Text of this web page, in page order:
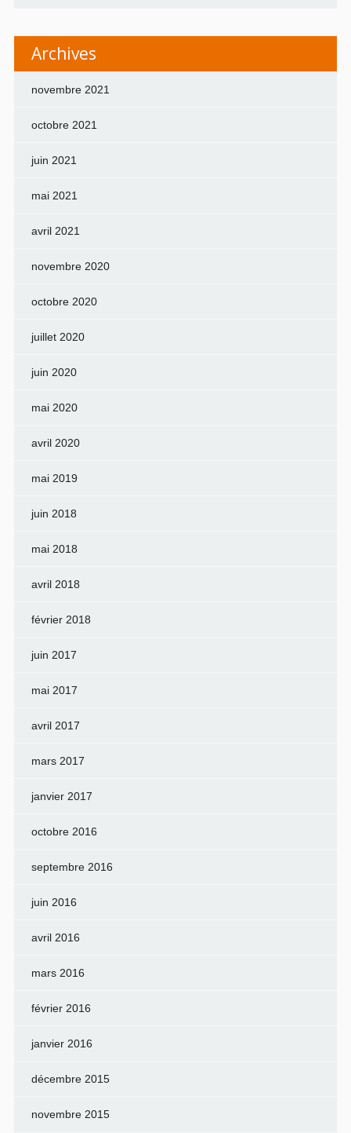
Archives
novembre 2021
octobre 2021
juin 2021
mai 2021
avril 2021
novembre 2020
octobre 2020
juillet 2020
juin 2020
mai 2020
avril 2020
mai 2019
juin 2018
mai 2018
avril 2018
février 2018
juin 2017
mai 2017
avril 2017
mars 2017
janvier 2017
octobre 2016
septembre 2016
juin 2016
avril 2016
mars 2016
février 2016
janvier 2016
décembre 2015
novembre 2015